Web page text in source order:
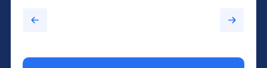
было назначено кодирование по методу
Довженко.